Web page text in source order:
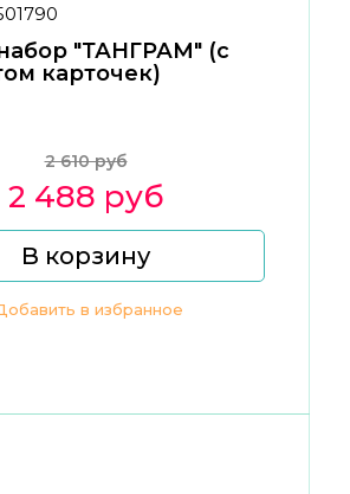
"ТАНГРАМ" (с
карточек)
2 610 руб
2 488 руб
В корзину
в избранное